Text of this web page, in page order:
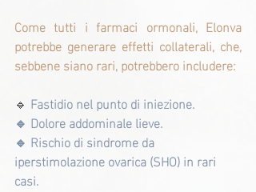
Come tutti i farmaci ormonali, Elonva
potrebbe generare effetti collaterali, che,
sebbene siano rari, potrebbero includere:
🔹 Fastidio nel punto di iniezione.
🔹 Dolore addominale lieve.
🔹 Rischio di sindrome da
iperstimolazione ovarica (SHO) in rari
casi.